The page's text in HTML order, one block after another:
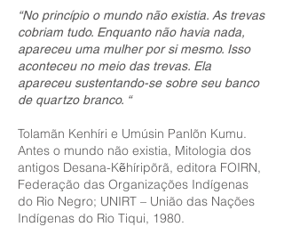
“No princípio o mundo não existia. As trevas
cobriam tudo. Enquanto não havia nada,
apareceu uma mulher por si mesmo. Isso
aconteceu no meio das trevas. Ela
apareceu sustentando-se sobre seu banco
de quartzo branco. “
Tolamãn Kenhíri e Umúsin Panlõn Kumu.
Antes o mundo não existia, Mitologia dos
antigos Desana-Kẽhíripõrã, editora FOIRN,
Federação das Organizações Indígenas
do Rio Negro; UNIRT – União das Nações
Indígenas do Rio Tiqui, 1980.